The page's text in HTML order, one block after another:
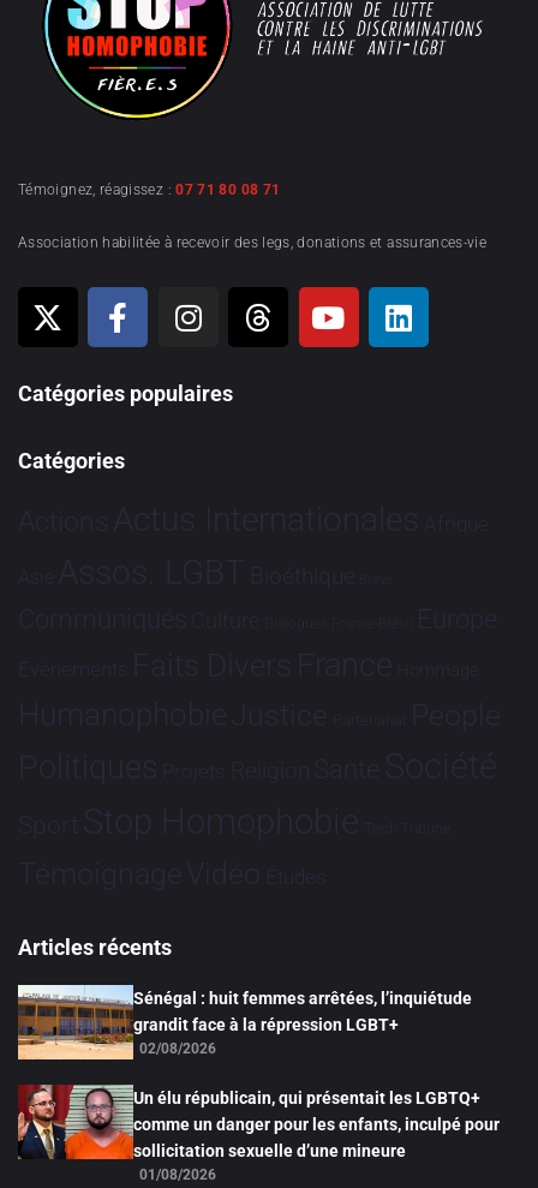
Témoignez, réagissez :07 71 80 08 71
Association habilitée à recevoir des legs, donations et assurances-vie
Catégories populaires
Catégories
Actions Actus Internationales Afrique
Asie Assos. LGBT Bioéthique Brève
Communiqués Culture Dialogues France-Brésil Europe
Evénements Faits Divers France Hommage
HumanophobieJustice Partenariat People
Politiques Projets Religion Santé Société
Sport Stop Homophobie Tech Tribune
TémoignageVidéo Études
Articles récents
Sénégal : huit femmes arrêtées, l’inquiétude
grandit face à la répression LGBT+
02/08/2026
Un élu républicain, qui présentait les LGBTQ+
comme un danger pour les enfants, inculpé pour
sollicitation sexuelle d’une mineure
01/08/2026